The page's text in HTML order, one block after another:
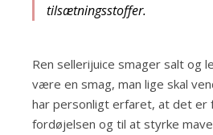
tilsætningsstoffer.
Ren sellerijuice smager salt og
være en smag, man lige skal
har personligt erfaret, at det er
fordøjelsen og til at styrke